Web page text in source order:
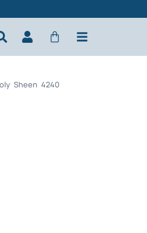
Sheen 4240